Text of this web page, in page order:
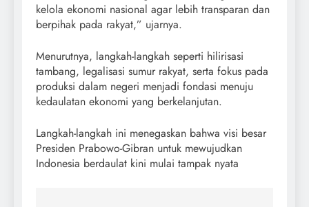
kelola ekonomi nasional agar lebih transparan dan
berpihak pada rakyat,” ujarnya.
Menurutnya, langkah-langkah seperti hilirisasi
tambang, legalisasi sumur rakyat, serta fokus pada
produksi dalam negeri menjadi fondasi menuju
kedaulatan ekonomi yang berkelanjutan.
Langkah-langkah ini menegaskan bahwa visi besar
Presiden Prabowo-Gibran untuk mewujudkan
Indonesia berdaulat kini mulai tampak nyata